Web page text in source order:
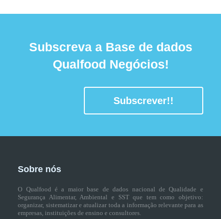
Subscreva a Base de dados
Qualfood Negócios!
Subscrever!!
Sobre nós
O Qualfood é a maior base de dados nacional de Qualidade e
Segurança Alimentar, Ambiental e SST que tem como objetivo:
organizar, sistematizar e atualizar toda a informação relevante para as
empresas, instituições de ensino e consultores.